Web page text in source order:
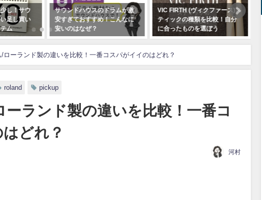
し！サウ
足し買い
ム
サウンドハウスのドラムが激
安すぎておすすめ！こんなに
安いのはなぜ？
VIC FIRTH (ヴィクファース)ス
ティックの種類を比較！自分
に合ったものを選ぼう
/ローランド製の違いを比較！一番コスパがイイのはどれ？
roland pickup
ーランド製の違いを比較！一番コ
どれ？
河村